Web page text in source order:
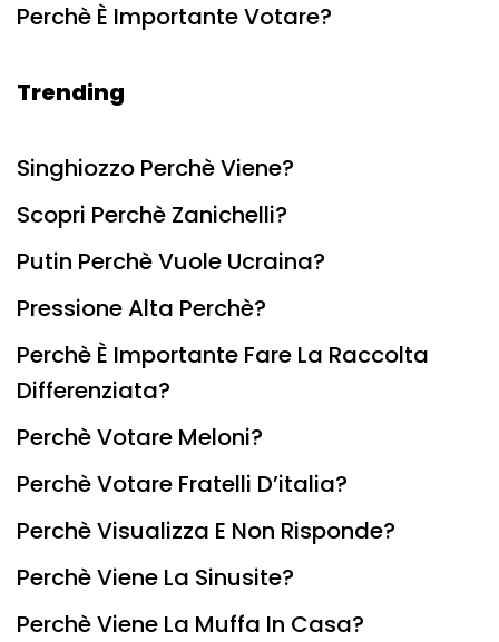
Perchè È Importante Votare?
Trending
Singhiozzo Perchè Viene?
Scopri Perchè Zanichelli?
Putin Perchè Vuole Ucraina?
Pressione Alta Perchè?
Perchè È Importante Fare La Raccolta
Differenziata?
Perchè Votare Meloni?
Perchè Votare Fratelli D’italia?
Perchè Visualizza E Non Risponde?
Perchè Viene La Sinusite?
Perchè Viene La Muffa In Casa?